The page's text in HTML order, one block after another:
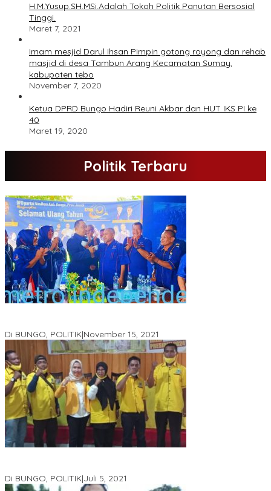
H.M.Yusup.SH.MSi.Adalah Tokoh Politik Panutan Bersosial
Tinggi.
Maret 7, 2021
Imam mesjid Darul Ihsan Pimpin gotong royong dan rehab
masjid di desa Tambun Arang Kecamatan Sumay,
kabupaten tebo
November 7, 2020
Ketua DPRD Bungo Hadiri Reuni Akbar dan HUT IKS PI ke
40
Maret 19, 2020
Politik Terbaru
Di BUNGO, POLITIK|November 15, 2021
Di BUNGO, POLITIK|Juli 5, 2021